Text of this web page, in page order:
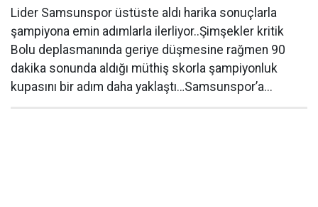
Lider Samsunspor üstüste aldı harika sonuçlarla
şampiyona emin adımlarla ilerliyor..Şimşekler kritik
Bolu deplasmanında geriye düşmesine rağmen 90
dakika sonunda aldığı müthiş skorla şampiyonluk
kupasını bir adım daha yaklaştı…Samsunspor’a...